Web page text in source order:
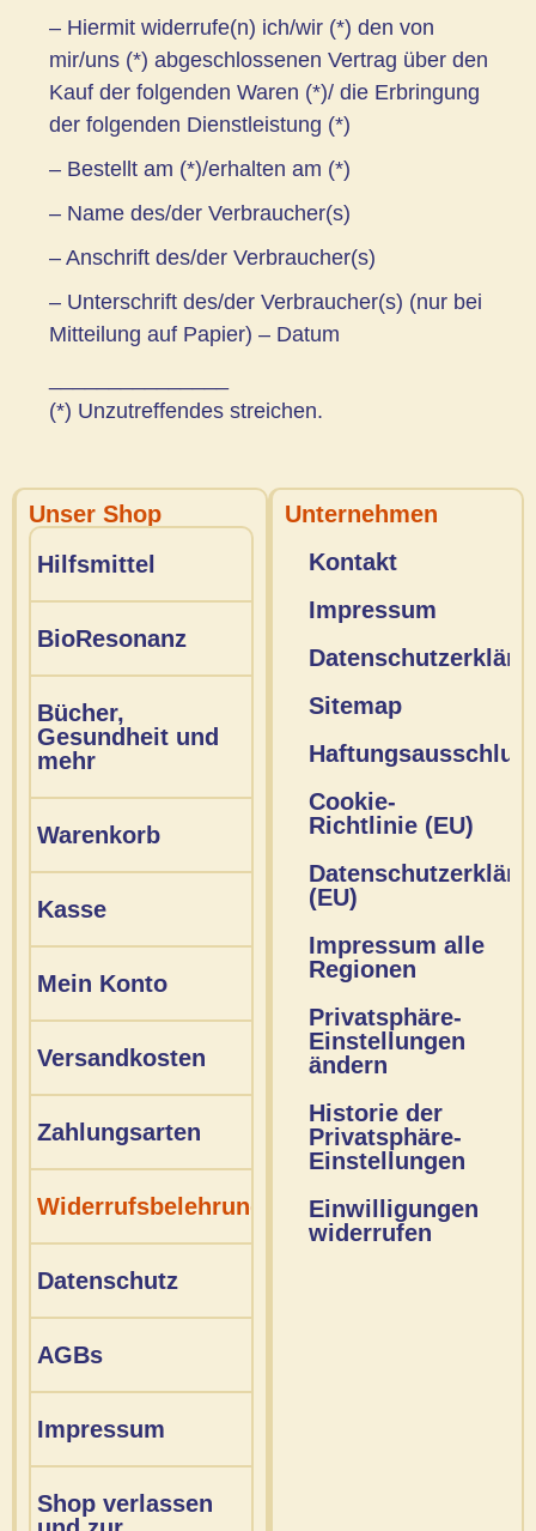
– Hiermit widerrufe(n) ich/wir (*) den von
mir/uns (*) abgeschlossenen Vertrag über den
Kauf der folgenden Waren (*)/ die Erbringung
der folgenden Dienstleistung (*)
– Bestellt am (*)/erhalten am (*)
– Name des/der Verbraucher(s)
– Anschrift des/der Verbraucher(s)
– Unterschrift des/der Verbraucher(s) (nur bei
Mitteilung auf Papier) – Datum
(*) Unzutreffendes streichen.
Unser Shop
Hilfsmittel
BioResonanz
Bücher,
Gesundheit und
mehr
Warenkorb
Kasse
Mein Konto
Versandkosten
Zahlungsarten
Widerrufsbelehrung
Datenschutz
AGBs
Impressum
Shop verlassen
Unternehmen
Kontakt
Impressum
Sitemap
Cookie-
Richtlinie (EU)
(EU)
Impressum alle
Regionen
Privatsphäre-
Einstellungen
ändern
Historie der
Privatsphäre-
Einstellungen
Einwilligungen
widerrufen